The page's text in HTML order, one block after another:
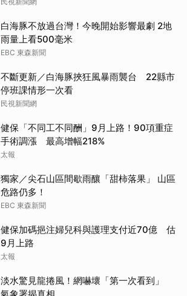
白海豚不放過台灣！今晚開始影響最劇 2地
雨量上看500毫米
EBC 東森新聞
不斷更新／白海豚挾狂風暴雨襲台 22縣市
停班課情形一次看
民視新聞網
健保「不同工不同酬」9月上路！90項重症
手術調漲 最高增幅218%
太報
獨家／尖石山區間歇雨釀「甜柿落果」 山區
危路仍多！
EBC 東森新聞
健保加碼挹注婦兒科與護理支付近70億 估
9月上路
太報
淡水驚見龍捲風！網嚇壞「第一次看到」